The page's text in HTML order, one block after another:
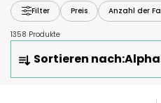
Filter Preis Anzahl der
1358 Produkte
O
Sortieren nach: